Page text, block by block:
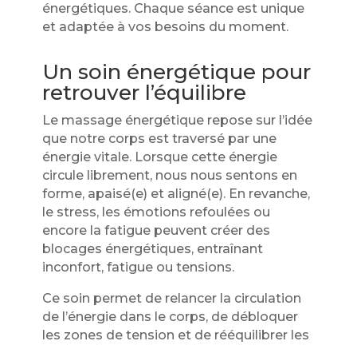
énergétiques. Chaque séance est unique
et adaptée à vos besoins du moment.
Un soin énergétique pour
retrouver l’équilibre
Le massage énergétique repose sur l’idée
que notre corps est traversé par une
énergie vitale. Lorsque cette énergie
circule librement, nous nous sentons en
forme, apaisé(e) et aligné(e). En revanche,
le stress, les émotions refoulées ou
encore la fatigue peuvent créer des
blocages énergétiques, entraînant
inconfort, fatigue ou tensions.
Ce soin permet de relancer la circulation
de l’énergie dans le corps, de débloquer
les zones de tension et de rééquilibrer les